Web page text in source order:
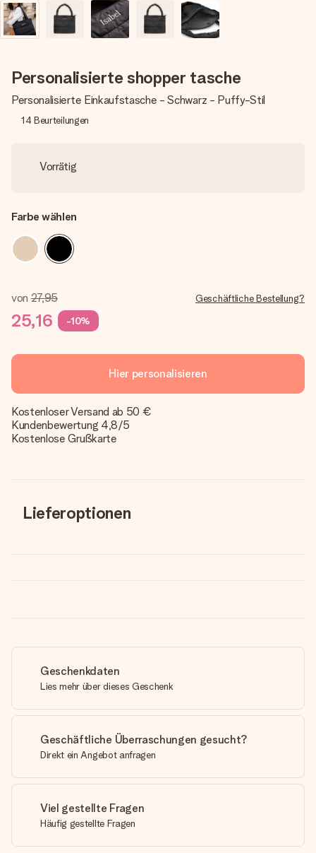
Personalisierte shopper tasche
Personalisierte Einkaufstasche - Schwarz - Puffy-Stil
14 Beurteilungen
Vorrätig
Farbe wählen
von 27,95
25,16 -10%
Geschäftliche Bestellung?
Hier personalisieren
Kostenloser Versand ab 50 €
Kundenbewertung 4,8/5
Kostenlose Grußkarte
Lieferoptionen
Geschenkdaten
Lies mehr über dieses Geschenk
Geschäftliche Überraschungen gesucht?
Direkt ein Angebot anfragen
Viel gestellte Fragen
Häufig gestellte Fragen